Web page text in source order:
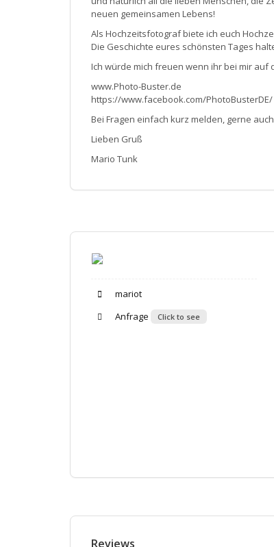
neuen gemeinsamen Lebens!
Als Hochzeitsfotograf biete ich euch
Die Geschichte eures schönsten Tages
Ich würde mich freuen wenn ihr bei mir auf
www.Photo-Buster.de
https://www.facebook.com/PhotoBusterDE/
Bei Fragen einfach kurz melden, gerne
Lieben Gruß
Mario Tunk
mariot
Anfrage
Click to see
Reviews